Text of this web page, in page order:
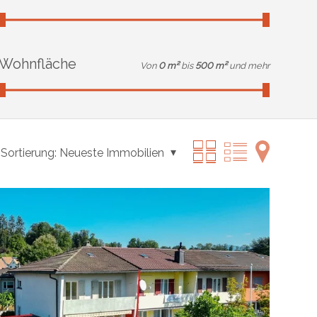
Von 0 m² bis 500 m² und mehr
Sortierung: Neueste Immobilien